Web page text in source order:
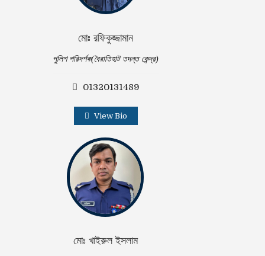
মোঃ রফিকুজ্জামান
পুলিশ পরিদর্শক(বৈরাতিহাট তদন্ত কেন্দ্র)
01320131489
View Bio
মোঃ খাইরুল ইসলাম